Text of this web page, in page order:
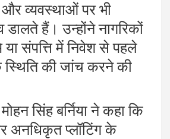
व्यवस्थाओं पर भी
डालते हैं। उन्होंने नागरिकों
या संपत्ति में निवेश से पहले
की जांच करने की
मोहन सिंह बर्निया ने कहा कि
अनधिकृत प्लॉटिंग के